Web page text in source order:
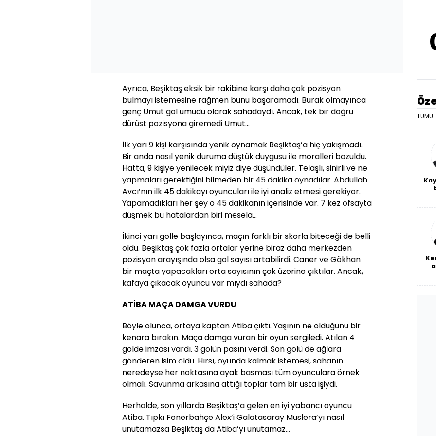
Ayrıca, Beşiktaş eksik bir rakibine karşı daha çok pozisyon
bulmayı istemesine rağmen bunu başaramadı. Burak olmayınca
genç Umut gol umudu olarak sahadaydı. Ancak, tek bir doğru
dürüst pozisyona giremedi Umut…
İlk yarı 9 kişi karşısında yenik oynamak Beşiktaş’a hiç yakışmadı.
Bir anda nasıl yenik duruma düştük duygusu ile moralleri bozuldu.
Hatta, 9 kişiye yenilecek miyiz diye düşündüler. Telaşlı, sinirli ve ne
yapmaları gerektiğini bilmeden bir 45 dakika oynadılar. Abdullah
Avcı’nın ilk 45 dakikayı oyuncuları ile iyi analiz etmesi gerekiyor.
Yapamadıkları her şey o 45 dakikanın içerisinde var. 7 kez ofsayta
düşmek bu hatalardan biri mesela…
İkinci yarı golle başlayınca, maçın farklı bir skorla biteceği de belli
oldu. Beşiktaş çok fazla ortalar yerine biraz daha merkezden
pozisyon arayışında olsa gol sayısı artabilirdi. Caner ve Gökhan
bir maçta yapacakları orta sayısının çok üzerine çıktılar. Ancak,
kafaya çıkacak oyuncu var mıydı sahada?
ATİBA MAÇA DAMGA VURDU
Böyle olunca, ortaya kaptan Atiba çıktı. Yaşının ne olduğunu bir
kenara bırakın. Maça damga vuran bir oyun sergiledi. Atılan 4
golde imzası vardı. 3 golün pasını verdi. Son golü de ağlara
gönderen isim oldu. Hırsı, oyunda kalmak istemesi, sahanın
neredeyse her noktasına ayak basması tüm oyunculara örnek
olmalı. Savunma arkasına attığı toplar tam bir usta işiydi.
Herhalde, son yıllarda Beşiktaş’a gelen en iyi yabancı oyuncu
Atiba. Tıpkı Fenerbahçe Alex’i Galatasaray Muslera’yı nasıl
unutamazsa Beşiktaş da Atiba’yı unutamaz…
TÜMÜ